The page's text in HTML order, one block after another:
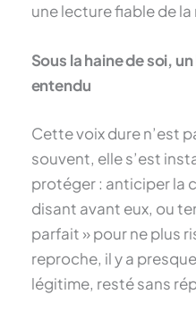
une lecture fiable de la
Sous la haine de soi,
entendu
Cette voix dure n’est
souvent, elle s’est
protéger : anticiper la
disant avant eux, ou
parfait » pour ne plus
reproche, il y a
légitime, resté sans